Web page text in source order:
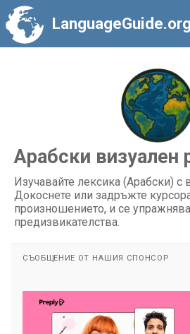
LanguageGuide.org
Арабски визуален
Изучавайте лексика (Арабски) с
Докоснете или задръжте
произношението, и се
предизвикателства.
СЪОБЩЕНИЕ ОТ НАШИЯ СПОНСОР